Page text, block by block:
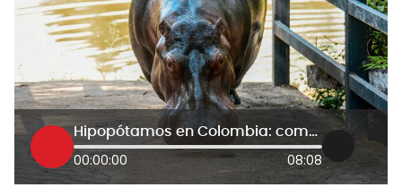
Hipopótamos en Colombia: comenzará la eutanasia química para frenar expansión en el Magdalena Medio
00:00:00 08:08